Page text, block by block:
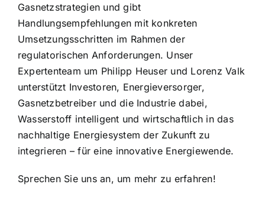
Gasnetzstrategien und gibt
Handlungsempfehlungen mit konkreten
Umsetzungsschritten im Rahmen der
regulatorischen Anforderungen. Unser
Expertenteam um Philipp Heuser und Lorenz Valk
unterstützt Investoren, Energieversorger,
Gasnetzbetreiber und die Industrie dabei,
Wasserstoff intelligent und wirtschaftlich in das
nachhaltige Energiesystem der Zukunft zu
integrieren – für eine innovative Energiewende.
Sprechen Sie uns an, um mehr zu erfahren!